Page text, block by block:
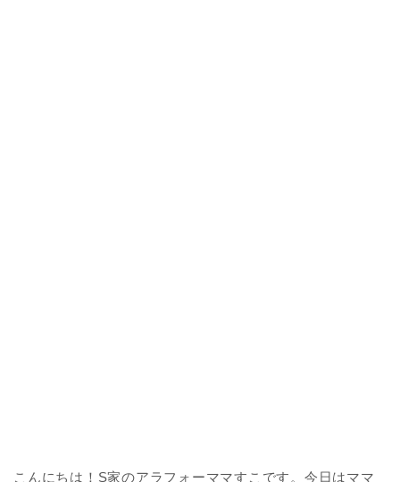
こんにちは！S家のアラフォーママすこです。今日はママ